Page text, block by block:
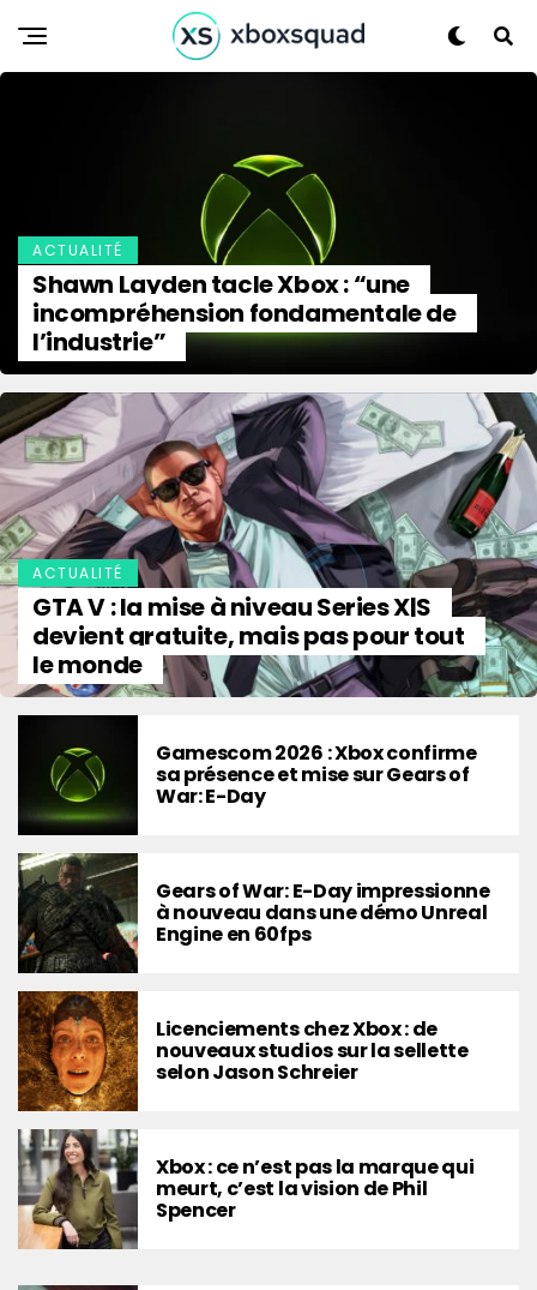
ACTUALITÉ
Shawn Layden tacle Xbox : “une
incompréhension fondamentale de
l’industrie”
ACTUALITÉ
GTA V : la mise à niveau Series X|S
devient gratuite, mais pas pour tout
le monde
Gamescom 2026 : Xbox confirme
sa présence et mise sur Gears of
War: E-Day
Gears of War: E-Day impressionne
à nouveau dans une démo Unreal
Engine en 60fps
Licenciements chez Xbox : de
nouveaux studios sur la sellette
selon Jason Schreier
Xbox : ce n’est pas la marque qui
meurt, c’est la vision de Phil
Spencer